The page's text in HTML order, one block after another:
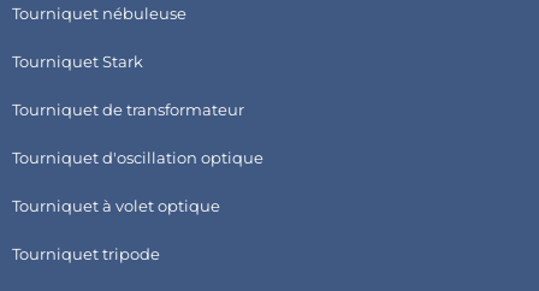
Tourniquet nébuleuse
Tourniquet Stark
Tourniquet de transformateur
Tourniquet d'oscillation optique
Tourniquet à volet optique
Tourniquet tripode